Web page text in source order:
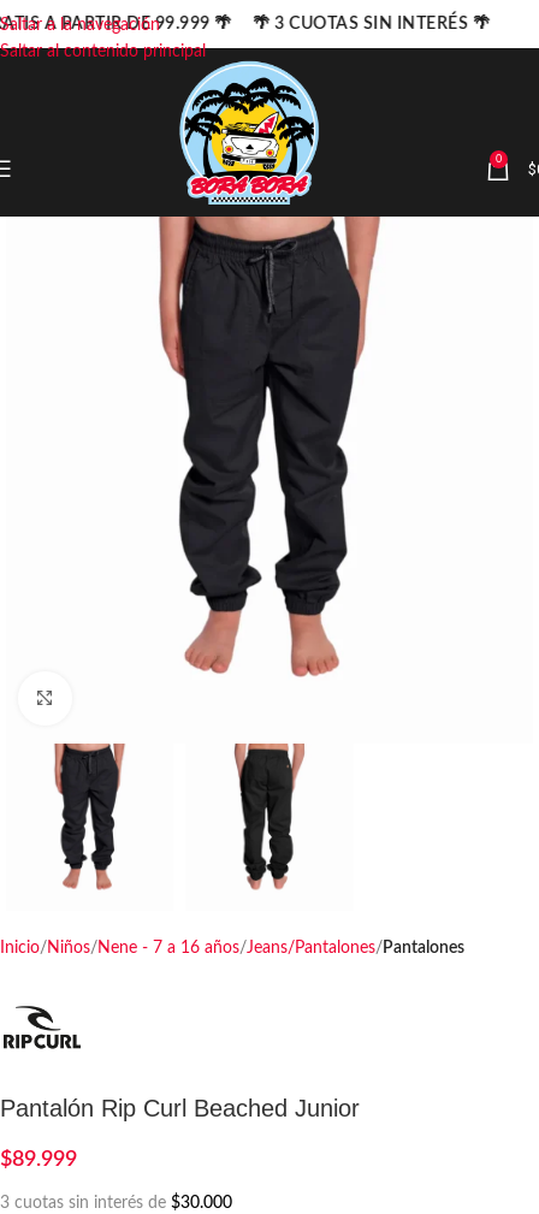
Saltar a la navegación
Saltar al contenido principal
0 $
Inicio Niños Nene - 7 a 16 años Jeans/Pantalones Pantalones
Pantalón Rip Curl Beached Junior
$89.999
3 cuotas sin interés de $30.000
A PARTIR DE 99.999 🌴 🌴 3 CUOTAS SIN INTERÉS 🌴